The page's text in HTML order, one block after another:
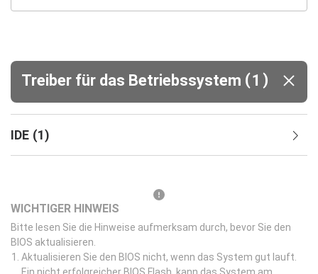
Treiber für das Betriebssystem (1 )
IDE (1)
WICHTIGER HINWEIS
Bitte lesen Sie die Hinweise aufmerksam durch, bevor Sie den
BIOS aktualisieren.
Aktualisieren Sie den BIOS nicht, wenn das System gut lauft.